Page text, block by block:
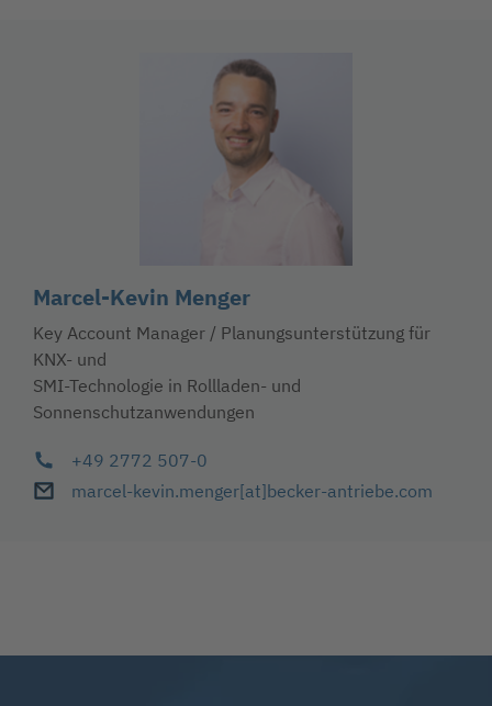
Marcel-Kevin Menger
Key Account Manager / Planungsunterstützung für
KNX- und
SMI-Technologie in Rollladen- und
Sonnenschutzanwendungen
+49 2772 507-0
marcel-kevin.menger[at]becker-antriebe.com